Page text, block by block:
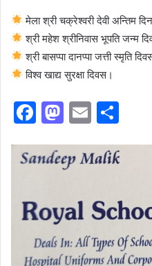
मेला श्री चक्रेश्वरी देवी अन्तिम
श्री महेश श्रीनिवास भूपति जन्म
श्री बासप्पा दानप्पा जत्ती स्मृति
विश्व खाद्य सुरक्षा दिवस।
F
c
b
o
o
M
st
o
d
o
n
E
ai ar